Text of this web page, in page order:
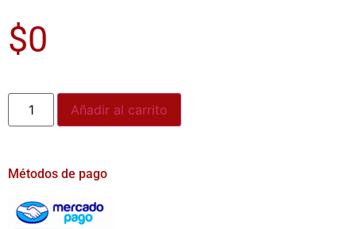
$0
Añadir al carrito
Métodos de pago